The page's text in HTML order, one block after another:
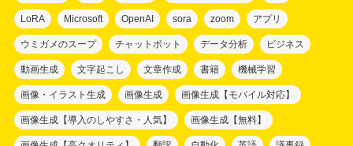
LoRA Microsoft OpenAI sora zoom アプリ
ウミガメのスープ チャットボット データ分析 ビジネス
動画生成 文字起こし 文章作成 書籍 機械学習
画像・イラスト生成 画像生成 画像生成【モバイル対応】
画像生成【導入のしやすさ・人気】 画像生成【無料】